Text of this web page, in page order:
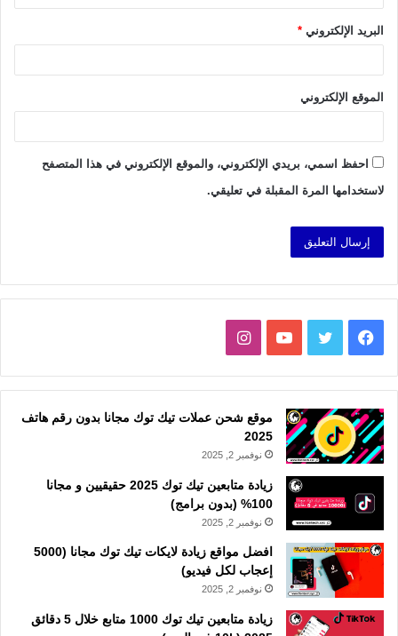
البريد الإلكتروني *
الموقع الإلكتروني
احفظ اسمي، بريدي الإلكتروني، والموقع الإلكتروني في هذا المتصفح
لاستخدامها المرة المقبلة في تعليقي.
فيسبوك تويتر يوتيوبانستقرام
موقع شحن عملات تيك توك مجانا بدون رقم هاتف
2025
نوفمبر 2, 2025
زيادة متابعين تيك توك 2025 حقيقيين و مجانا
100% (بدون برامج)
نوفمبر 2, 2025
افضل مواقع زيادة لايكات تيك توك مجانا (5000
إعجاب لكل فيديو)
نوفمبر 2, 2025
زيادة متابعين تيك توك 1000 متابع خلال 5 دقائق